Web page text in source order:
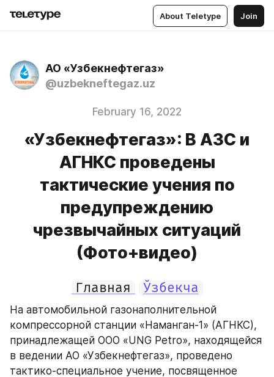
About Teletype Join
АО «Узбекнефтегаз»
@uzbekneftegaz.uz
February 16, 2022
«Узбекнефтегаз»: В АЗС и
АГНКС проведены
тактические учения по
предупреждению
чрезвычайных ситуаций
(Фото+видео)
Главная Ўзбекча
На автомобильной газонаполнительной
компрессорной станции «Наманган-1» (АГНКС),
принадлежащей ООО «UNG Petro», находящейся
в ведении АО «Узбекнефтегаз», проведено
тактико-специальное учение, посвященное